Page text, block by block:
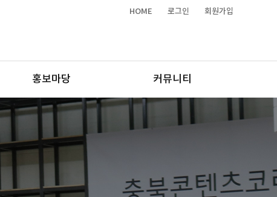
HOME 로그인 회원가입
홍보마당 커뮤니티